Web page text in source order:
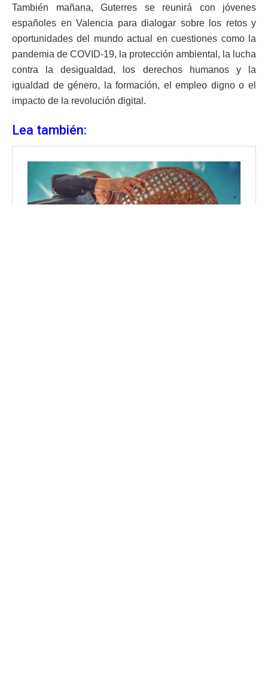
También mañana, Guterres se reunirá con jóvenes
españoles en Valencia para dialogar sobre los retos y
oportunidades del mundo actual en cuestiones como la
pandemia de COVID-19, la protección ambiental, la lucha
contra la desigualdad, los derechos humanos y la
igualdad de género, la formación, el empleo digno o el
impacto de la revolución digital.
Lea también: